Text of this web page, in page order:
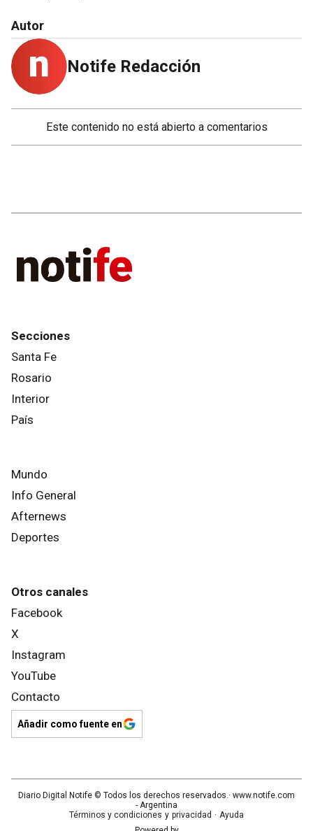
Autor
Notife Redacción
Este contenido no está abierto a comentarios
Secciones
Santa Fe
Rosario
Interior
País
Mundo
Info General
Afternews
Deportes
Otros canales
Facebook
X
Instagram
YouTube
Contacto
Añadir como fuente en
Diario Digital Notife © Todos los derechos reservados.· www.notife.com
- Argentina
Términos y condiciones y privacidad · Ayuda